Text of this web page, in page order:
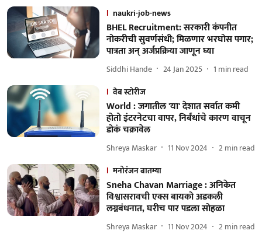
naukri-job-news
BHEL Recruitment: सरकारी कंपनीत
नोकरीची सुवर्णसंधी; मिळणार भरघोस पगार;
पात्रता अन् अर्जप्रक्रिया जाणून घ्या
Siddhi Hande 24 Jan 2025 1 min read
वेब स्टोरीज
World : जगातील 'या' देशात सर्वात कमी
होतो इंटरनेटचा वापर, निर्बंधांचे कारण वाचून
डोकं चक्रावेल
Shreya Maskar 11 Nov 2024 2min read
मनोरंजन बातम्या
Sneha Chavan Marriage : अनिकेत
विश्वासरावची एक्स बायको अडकली
लग्नबंधनात, घरीच पार पडला सोहळा
Shreya Maskar 11 Nov 2024 2min read